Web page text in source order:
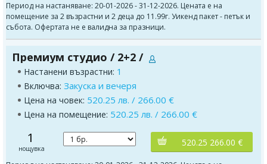
Период на настаняване: 20-01-2026 - 31-12-2026. Цената е на
помещение за 2 възрастни и 2 деца до 11.99г. Уикенд пакет - петък и
събота. Офертата не е валидна за празници.
Премиум студио / 2+2 /
Настанени възрастни: 1
Включва: Закуска и вечеря
Цена на човек: 520.25 лв. / 266.00 €
Цена на помещение: 520.25 лв. / 266.00 €
1
нощувка
520.25 266.00 €